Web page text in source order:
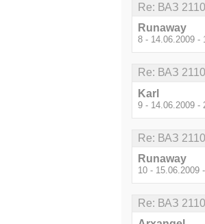
Re: ВАЗ
Runaway
8 - 14.06.2009 -
Re: ВАЗ
Karl
9 - 14.06.2009 -
Re: ВАЗ
Runaway
10 - 15.06.2009
Re: ВАЗ